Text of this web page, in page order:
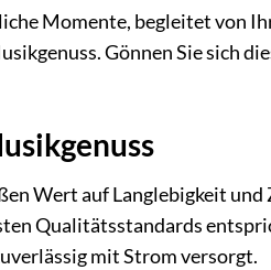
Momente, begleitet von
Gönnen Sie sich
Wert auf Langlebigkeit
Qualitätsstandards
mit Strom versorgt.